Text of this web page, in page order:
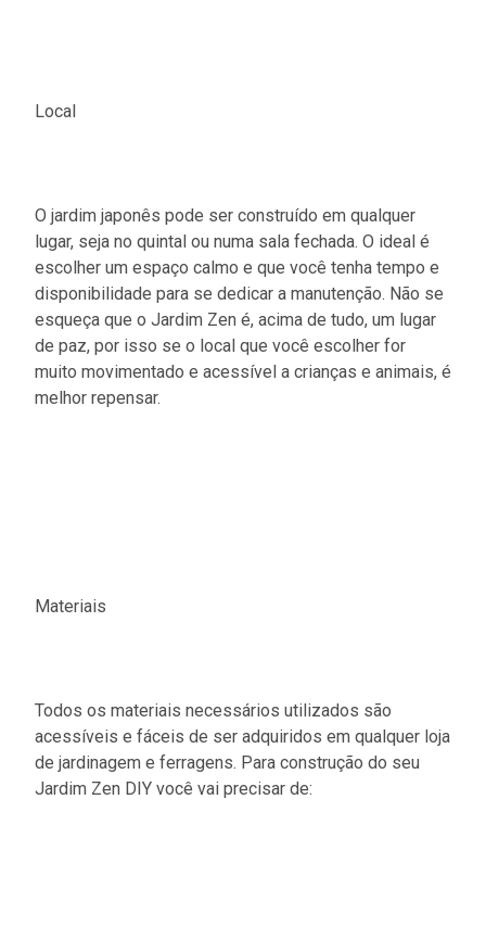
Local
O jardim japonês pode ser construído em qualquer
lugar, seja no quintal ou numa sala fechada. O ideal é
escolher um espaço calmo e que você tenha tempo e
disponibilidade para se dedicar a manutenção. Não se
esqueça que o Jardim Zen é, acima de tudo, um lugar
de paz, por isso se o local que você escolher for
muito movimentado e acessível a crianças e animais, é
melhor repensar.
Materiais
Todos os materiais necessários utilizados são
acessíveis e fáceis de ser adquiridos em qualquer loja
de jardinagem e ferragens. Para construção do seu
Jardim Zen DIY você vai precisar de: